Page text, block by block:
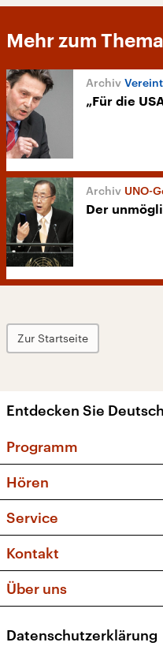
Mehr zum Thema
„Für die
UNO-
Der
Zur Startseite
Entdecken Sie
Programm
Sendungen und
Musikliste
Kakadu – Das
Hören
Frequenzen (UKW
Service
FAQ
Apps
Newsletter
Kontakt
Social Media
Über uns
Datenschutzerklärung